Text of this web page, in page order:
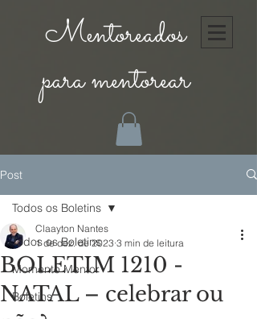
Mentoreados
para mentorear
Post
Todos os Boletins
Momento Mentor
Boletins
Todos os Boletins
BOLETIM 1210 -
NATAL – celebrar ou
Claayton Nantes
1 de dez. de 2023 3 min de leitura